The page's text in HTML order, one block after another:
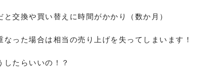
と交換や買い替えに時間がかかり（数か月）
なった場合は相当の売り上げを失ってしまいます！
したらいいの！？